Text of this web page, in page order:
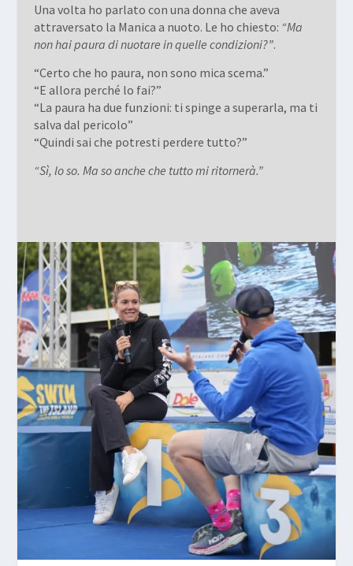
Una volta ho parlato con una donna che aveva
attraversato la Manica a nuoto. Le ho chiesto: “Ma
non hai paura di nuotare in quelle condizioni?”.
“Certo che ho paura, non sono mica scema.”
“E allora perché lo fai?”
“La paura ha due funzioni: ti spinge a superarla, ma ti
salva dal pericolo”
“Quindi sai che potresti perdere tutto?”
“Sì, lo so. Ma so anche che tutto mi ritornerà.”